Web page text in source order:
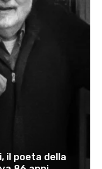
il poeta della